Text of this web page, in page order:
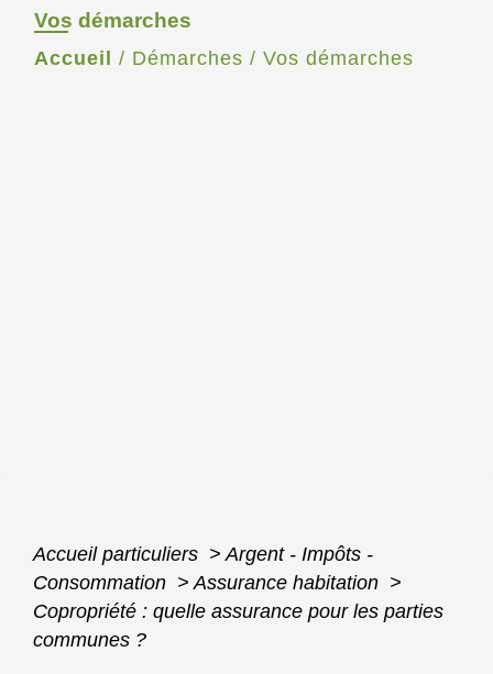
Vos démarches
Accueil / Démarches / Vos démarches
Accueil particuliers > Argent - Impôts -
Consommation > Assurance habitation >
Copropriété : quelle assurance pour les parties
communes ?